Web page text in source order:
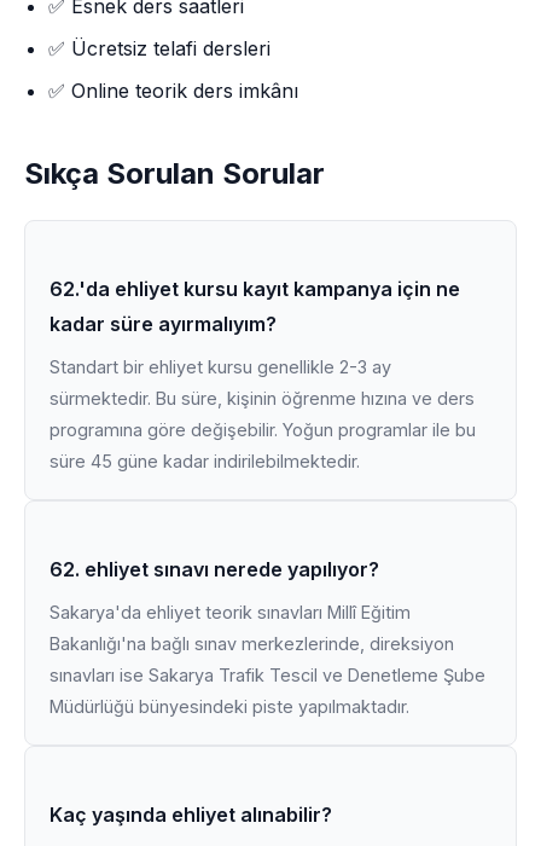
✅ Esnek ders saatleri
✅ Ücretsiz telafi dersleri
✅ Online teorik ders imkânı
Sıkça Sorulan Sorular
62.'da ehliyet kursu kayıt kampanya için ne
kadar süre ayırmalıyım?
Standart bir ehliyet kursu genellikle 2-3 ay
sürmektedir. Bu süre, kişinin öğrenme hızına ve ders
programına göre değişebilir. Yoğun programlar ile bu
süre 45 güne kadar indirilebilmektedir.
62. ehliyet sınavı nerede yapılıyor?
Sakarya'da ehliyet teorik sınavları Millî Eğitim
Bakanlığı'na bağlı sınav merkezlerinde, direksiyon
sınavları ise Sakarya Trafik Tescil ve Denetleme Şube
Müdürlüğü bünyesindeki piste yapılmaktadır.
Kaç yaşında ehliyet alınabilir?